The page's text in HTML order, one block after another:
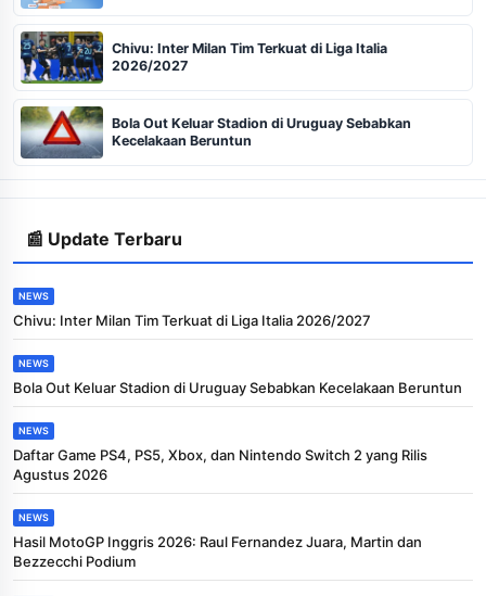
Chivu: Inter Milan Tim Terkuat di Liga Italia
2026/2027
Bola Out Keluar Stadion di Uruguay Sebabkan
Kecelakaan Beruntun
📰 Update Terbaru
NEWS
Chivu: Inter Milan Tim Terkuat di Liga Italia 2026/2027
NEWS
Bola Out Keluar Stadion di Uruguay Sebabkan Kecelakaan Beruntun
NEWS
Daftar Game PS4, PS5, Xbox, dan Nintendo Switch 2 yang Rilis
Agustus 2026
NEWS
Hasil MotoGP Inggris 2026: Raul Fernandez Juara, Martin dan
Bezzecchi Podium